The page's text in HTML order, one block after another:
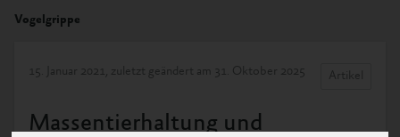
Vogelgrippe
15. Januar 2021, zuletzt geändert am 31. Oktober 2025 Artikel
Massentierhaltung und